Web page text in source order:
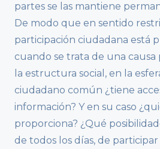
partes se las mantiene
De modo que en sentido
participación ciudadana está
cuando se trata de una
la estructura social, en la
ciudadano común ¿tiene
información? Y en su caso
proporciona? ¿Qué
de todos los días, de